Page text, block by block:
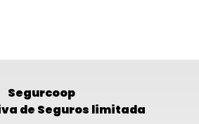
Segurcoop
de Seguros limitada